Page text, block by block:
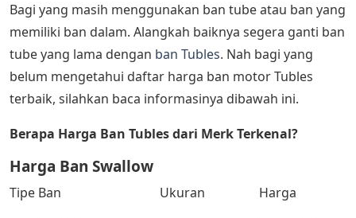
Bagi yang masih menggunakan ban tube atau ban yang
memiliki ban dalam. Alangkah baiknya segera ganti ban
tube yang lama dengan ban Tubles. Nah bagi yang
belum mengetahui daftar harga ban motor Tubles
terbaik, silahkan baca informasinya dibawah ini.
Berapa Harga Ban Tubles dari Merk Terkenal?
Harga Ban Swallow
Tipe Ban Ukuran Harga